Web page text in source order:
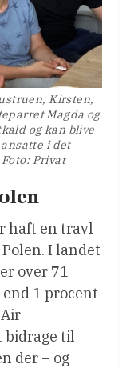
Kirsten,
Magda og
og kan blive
i det
Privat
haft en travl
I landet
over 71
1 procent
bidrage til
der – og